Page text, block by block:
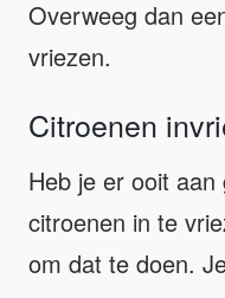
Overweeg dan
vriezen.
Citroenen
Heb je er ooit
citroenen in te
om dat te doen.